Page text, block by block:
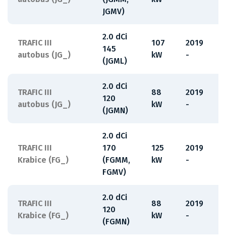
JGMV)
TRAFIC III
autobus (JG_)
2.0 dCi
145
(JGML)
107
kW
2019
-
TRAFIC III
autobus (JG_)
2.0 dCi
120
(JGMN)
88
kW
2019
-
TRAFIC III
Krabice (FG_)
2.0 dCi
170
(FGMM,
FGMV)
125
kW
2019
-
TRAFIC III
Krabice (FG_)
2.0 dCi
120
(FGMN)
88
kW
2019
-